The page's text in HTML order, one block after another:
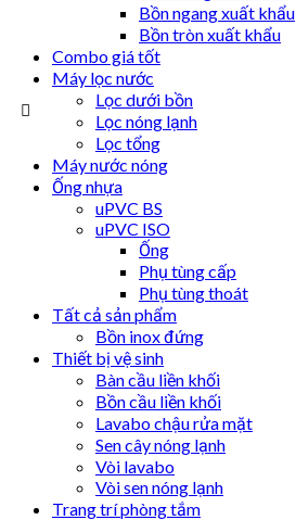
Bồn ngang xuất khẩu
Bồn tròn xuất khẩu
Combo giá tốt
Máy lọc nước
Lọc dưới bồn
Lọc nóng lạnh
Lọc tổng
Máy nước nóng
Ống nhựa
uPVC BS
uPVC ISO
Ống
Phụ tùng cấp
Phụ tùng thoát
Tất cả sản phẩm
Bồn inox đứng
Thiết bị vệ sinh
Bàn cầu liền khối
Bồn cầu liền khối
Lavabo chậu rửa mặt
Sen cây nóng lạnh
Vòi lavabo
Vòi sen nóng lạnh
Trang trí phòng tắm